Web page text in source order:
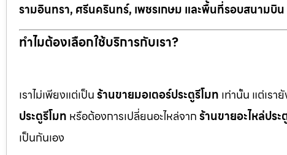
รามอินทรา, ศรีนครินทร์, เพชรเกษม และพื้นที่รอบสนามบิ
ทำไมต้องเลือกใช้บริการกับเรา?
เราไม่เพียงแต่เป็นร้านขายมอเตอร์ประตูรีโมท เท่านั้น แต่เร
ประตูรีโมท หรือต้องการเปลี่ยนอะไหล่จากร้านขายอะไหล่ประ
เป็นกันเอง